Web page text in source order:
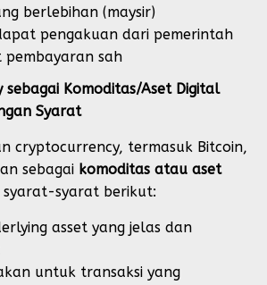
berlebihan (maysir)
pengakuan dari pemerintah
pembayaran sah
sebagai Komoditas/Aset Digital
Syarat
cryptocurrency, termasuk Bitcoin,
sebagai komoditas atau aset
syarat-syarat berikut:
asset yang jelas dan
untuk transaksi yang